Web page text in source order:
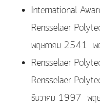
International
Rensselaer
พฤษภาคม 2541 
Rensselaer
Rensselaer
ธันวาคม 1997  พ